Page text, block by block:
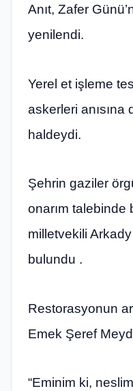
Anıt, Zafer
yenilendi.
Yerel et işleme
askerleri anısına
haldeydi.
Şehrin gaziler
onarım talebinde
milletvekili
bulundu .
Restorasyonun
Emek Şeref
“Eminim ki,